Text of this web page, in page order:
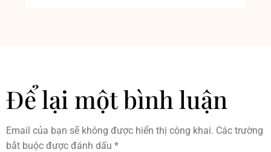
Để lại một bình luận
Email của bạn sẽ không được hiển thị công khai. Các trường
bắt buộc được đánh dấu *